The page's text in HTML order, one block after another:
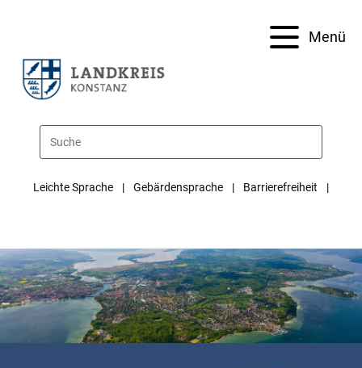
Menü
Leichte Sprache Gebärdensprache Barrierefreiheit